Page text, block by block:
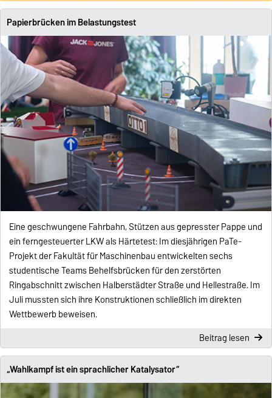
Papierbrücken im Belastungstest
Eine geschwungene Fahrbahn, Stützen aus gepresster Pappe und
ein ferngesteuerter LKW als Härtetest: Im diesjährigen PaTe-
Projekt der Fakultät für Maschinenbau entwickelten sechs
studentische Teams Behelfsbrücken für den zerstörten
Ringabschnitt zwischen Halberstädter Straße und Hellestraße. Im
Juli mussten sich ihre Konstruktionen schließlich im direkten
Wettbewerb beweisen.
Beitrag lesen
„Wahlkampf ist ein sprachlicher Katalysator“